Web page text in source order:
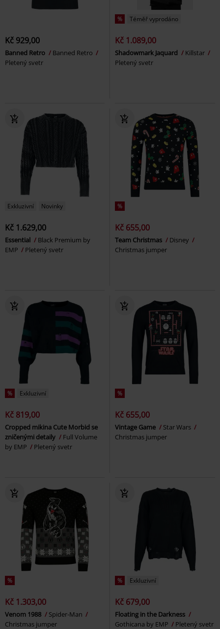
Kč 929,00
Banned Retro
Banned Retro
Pletený svetr
% Téměř vyprodáno
Kč 1.089,00
Shadowmark Jaquard
Killstar
Pletený svetr
Exkluzivní Novinky
Kč 1.629,00
Essential
Black Premium by
EMP
Pletený svetr
%
Kč 655,00
Team Christmas
Disney
Christmas jumper
% Exkluzivní
Kč 819,00
Cropped mikina Cute Morbid se
zničenými detaily
Full Volume
by EMP
Pletený svetr
%
Kč 655,00
Vintage Game
Star Wars
Christmas jumper
%
Kč 1.303,00
Venom 1988
Spider-Man
Christmas jumper
% Exkluzivní
Kč 679,00
Floating in the Darkness
Gothicana by EMP
Pletený svetr